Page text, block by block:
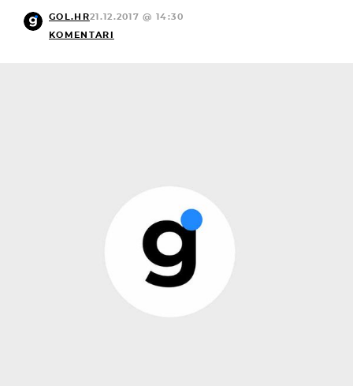
GOL.HR21.12.2017 @ 14:30
KOMENTARI